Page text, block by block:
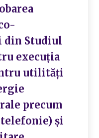
din Studiul
execuția
utilități
precum
și